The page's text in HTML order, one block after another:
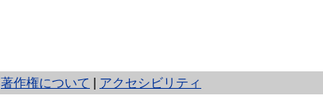
著作権について アクセシビリティ